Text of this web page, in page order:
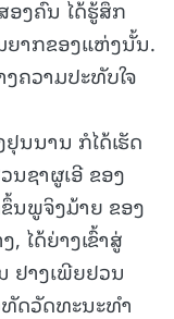
ອງຄົນ ໄດ້ຮູ້ສຶກ
ຍາກຂອງແຫ່ງນັ້ນ.
ຄວາມປະທັບໃຈ
ນນານ ກໍໄດ້ເຮັດ
ນຊາຜູເອີ ຂອງ
ນພູຈິງມ້າຍ ຂອງ
ໄດ້ຍ່າງເຂົ້າສູ່
ຢາງເພີຍຢວນ
ທັດວັດທະນະທຳ